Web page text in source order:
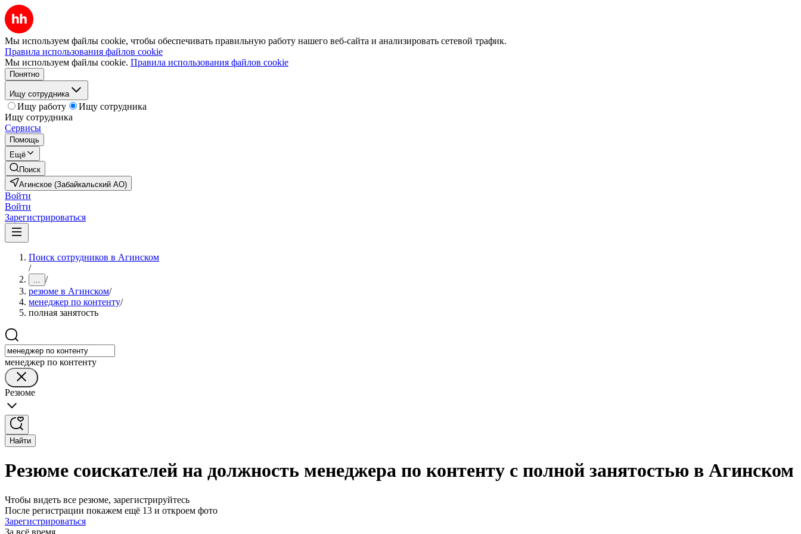
Мы используем файлы cookie, чтобы обеспечивать правильную работу нашего веб-сайта и анализировать сетевой трафик.
Правила использования файлов cookie
Мы используем файлы cookie. Правила использования файлов cookie
Понятно
Ищу сотрудника
Ищу работу
Ищу сотрудника
Ищу сотрудника
Сервисы
Помощь
Ещё
Поиск
Агинское (Забайкальский АО)
Войти
Войти
Зарегистрироваться
Поиск сотрудников в Агинском
/
... /
резюме в Агинском/
менеджер по контенту/
полная занятость
менеджер по контенту
Резюме
Найти
Резюме соискателей на должность менеджера по контенту с полной занятостью в Агинском
Чтобы видеть все резюме, зарегистрируйтесь
После регистрации покажем ещё 13 и откроем фото
Зарегистрироваться
За всё время